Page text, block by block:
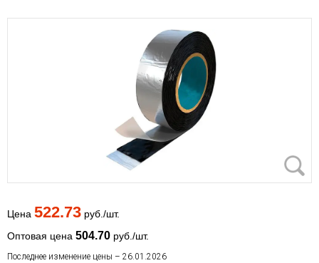
Цена 522.73 руб./шт.
Оптовая цена 504.70 руб./шт.
Последнее изменение цены – 26.01.2026